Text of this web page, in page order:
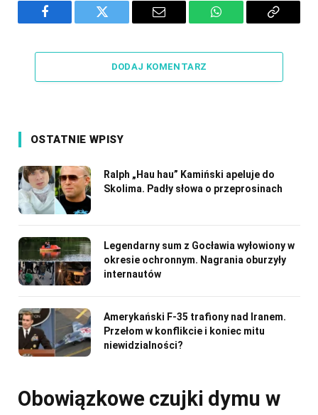
Facebook Twitter Email WhatsAppCopy
DODAJ KOMENTARZ
OSTATNIE WPISY
Ralph „Hau hau” Kamiński apeluje do
Skolima. Padły słowa o przeprosinach
Legendarny sum z Gocławia wyłowiony w
okresie ochronnym. Nagrania oburzyły
internautów
Amerykański F-35 trafiony nad Iranem.
Przełom w konflikcie i koniec mitu
niewidzialności?
Obowiązkowe czujki dymu w